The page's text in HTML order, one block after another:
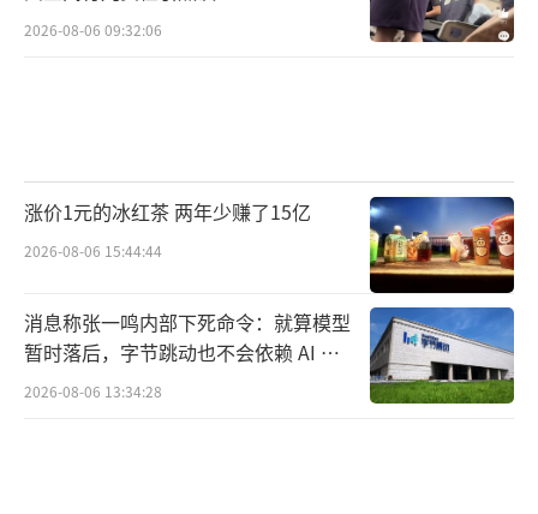
2026-08-06 09:32:06
涨价1元的冰红茶 两年少赚了15亿
2026-08-06 15:44:44
消息称张一鸣内部下死命令：就算模型
暂时落后，字节跳动也不会依赖 AI 蒸
馏技术
2026-08-06 13:34:28